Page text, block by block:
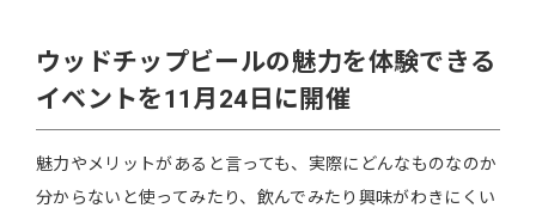
ウッドチップビールの魅力を体験できる
イベントを11月24日に開催
魅力やメリットがあると言っても、実際にどんなものなのか
分からないと使ってみたり、飲んでみたり興味がわきにくい